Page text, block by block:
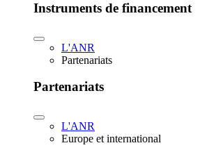
Instruments de financement
L'ANR
Partenariats
Partenariats
L'ANR
Europe et international